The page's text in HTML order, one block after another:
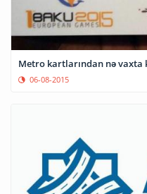
Metro kartlarından nə vaxta
06-08-2015